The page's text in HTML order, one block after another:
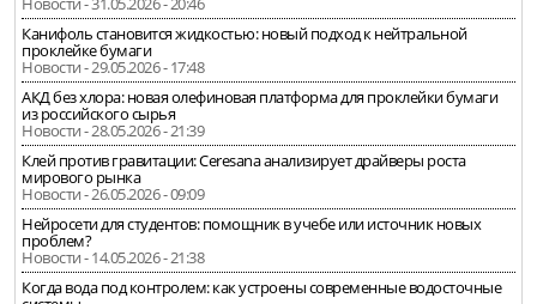
Канифоль становится жидкостью: новый подход к нейтральной
проклейке бумаги
Новости - 29.05.2026 - 17:48
АКД без хлора: новая олефиновая платформа для проклейки бумаги
из российского сырья
Новости - 28.05.2026 - 21:39
Клей против гравитации: Ceresana анализирует драйверы роста
мирового рынка
Новости - 26.05.2026 - 09:09
Нейросети для студентов: помощник в учебе или источник новых
проблем?
Новости - 14.05.2026 - 21:38
Когда вода под контролем: как устроены современные водосточные